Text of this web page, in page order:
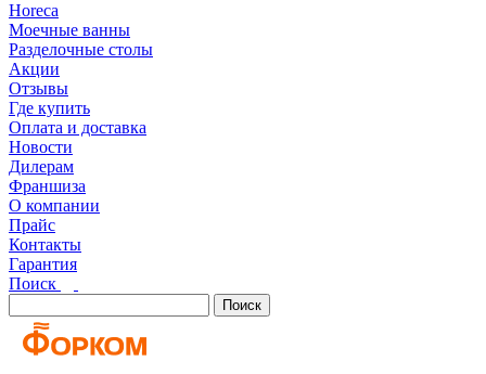
Horeca
Моечные ванны
Разделочные столы
Акции
Отзывы
Где купить
Оплата и доставка
Новости
Дилерам
Франшиза
О компании
Прайс
Контакты
Гарантия
Поиск
Поиск